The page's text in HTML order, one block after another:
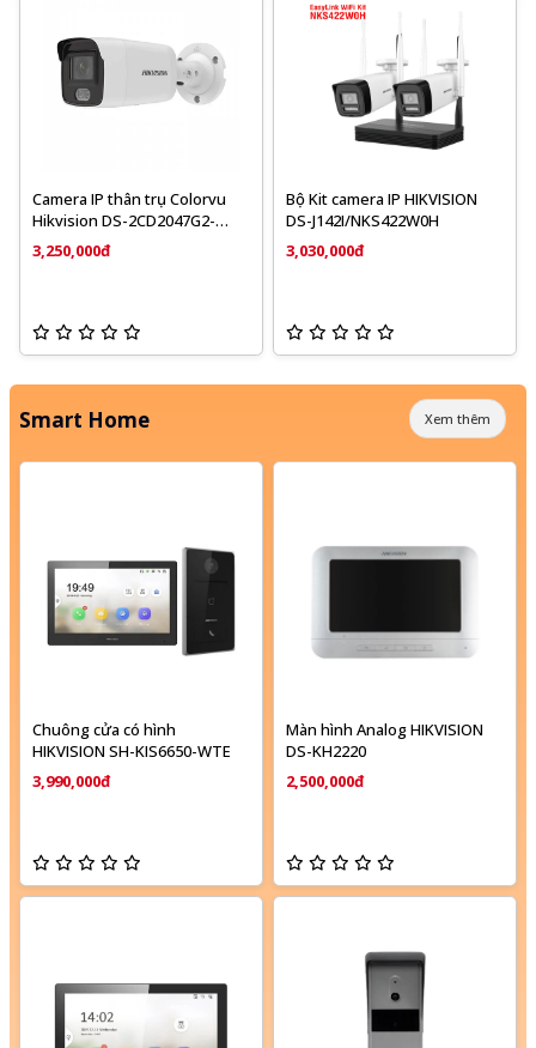
Camera IP thân trụ Colorvu
Hikvision DS-2CD2047G2-
LU/SL 4MP, tích hợp mic thu
âm
3,250,000đ
Bộ Kit camera IP HIKVISION
DS-J142I/NKS422W0H
3,030,000đ
Smart Home Xem thêm
Chuông cửa có hình
HIKVISION SH-KIS6650-WTE
3,990,000đ
Màn hình Analog HIKVISION
DS-KH2220
2,500,000đ